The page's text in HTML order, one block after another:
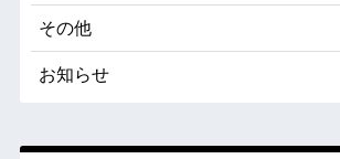
その他
お知らせ